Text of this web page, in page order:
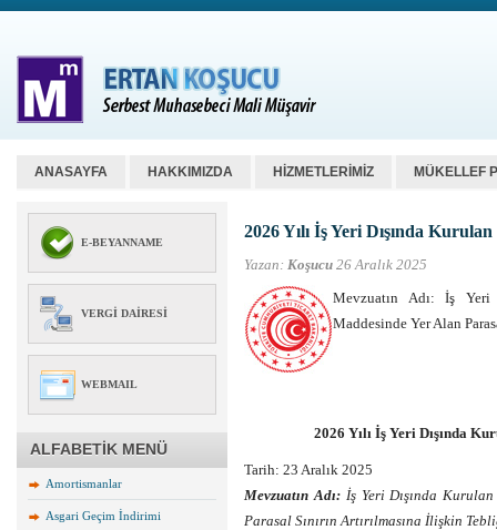
ANASAYFA HAKKIMIZDA HİZMETLERİMİZ MÜKELLEF
E-BEYANNAME
VERGI DAIRESI
WEBMAIL
ALFABETİK MENÜ
Amortismanlar
Asgari Geçim İndirimi
2026 Yılı İş Yeri Dışında Kurulan
Yazan: Koşucu 26 Aralık 2025
Mevzuatın Adı: İş
Maddesinde Yer Alan
2026 Yılı İş Yeri Dışında
Tarih: 23 Aralık 2025
Mevzuatın Adı:İş Yeri Dışında
Parasal Sınırın Artırılmasına İlişkin